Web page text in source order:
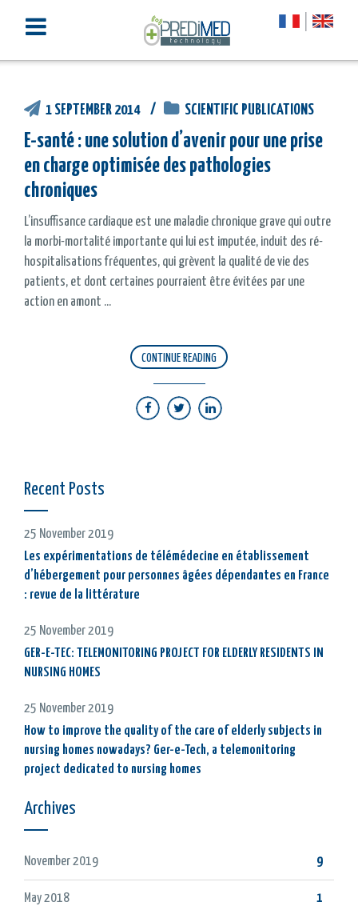
1 SEPTEMBER 2014 SCIENTIFIC PUBLICATIONS
E-santé : une solution d’avenir pour une prise
en charge optimisée des pathologies
chroniques
L’insuffisance cardiaque est une maladie chronique grave qui outre
la morbi-mortalité importante qui lui est imputée, induit des ré-
hospitalisations fréquentes, qui grèvent la qualité de vie des
patients, et dont certaines pourraient être évitées par une
action en amont ...
CONTINUE READING
Recent Posts
25 November 2019
Les expérimentations de télémédecine en établissement
d’hébergement pour personnes âgées dépendantes en France
: revue de la littérature
25 November 2019
GER-E-TEC: TELEMONITORING PROJECT FOR ELDERLY RESIDENTS IN
NURSING HOMES
25 November 2019
How to improve the quality of the care of elderly subjects in
nursing homes nowadays? Ger-e-Tech, a telemonitoring
project dedicated to nursing homes
Archives
November 2019 9
May 2018 1